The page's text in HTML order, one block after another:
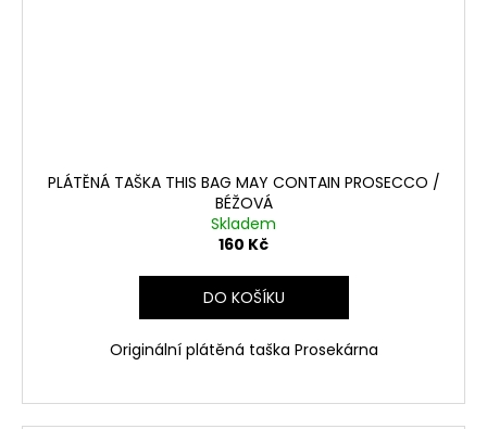
PLÁTĚNÁ TAŠKA THIS BAG MAY CONTAIN PROSECCO /
BÉŽOVÁ
Skladem
160 Kč
DO KOŠÍKU
Originální plátěná taška Prosekárna